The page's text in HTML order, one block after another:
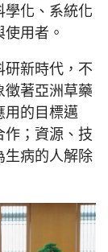
化、系統化
用者。
新時代，不
著亞洲草藥
用的目標邁
；資源、技
生病的人解除